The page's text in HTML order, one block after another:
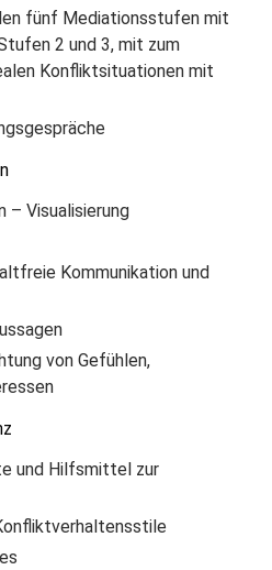
fünf Mediationsstufen mit
2 und 3, mit zum
Konfliktsituationen mit
– Visualisierung
Kommunikation und
von Gefühlen,
und Hilfsmittel zur